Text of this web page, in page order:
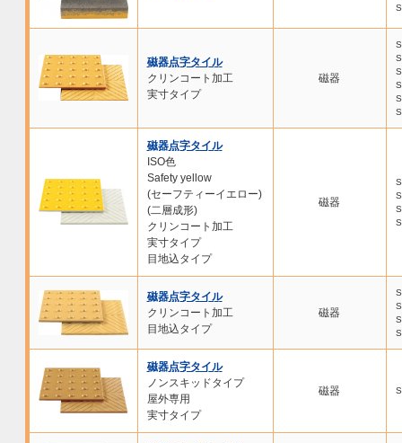
磁器点字タイル
クリンコート加工
実寸タイプ
磁器
磁器点字タイル
ISO色
Safety yellow
(セーフティーイエロー)
(二層成形)
クリンコート加工
実寸タイプ
目地込タイプ
磁器
磁器点字タイル
クリンコート加工
目地込タイプ
磁器
磁器点字タイル
ノンスキッドタイプ
屋外専用
実寸タイプ
磁器